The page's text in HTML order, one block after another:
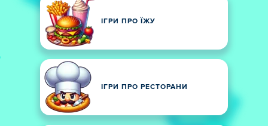
ІГРИ ПРО ЇЖУ
ІГРИ ПРО РЕСТОРАНИ